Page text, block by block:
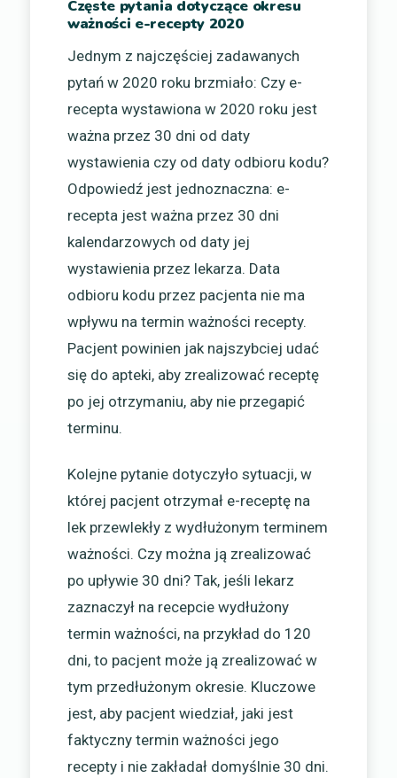
Częste pytania dotyczące okresu
ważności e-recepty 2020
Jednym z najczęściej zadawanych
pytań w 2020 roku brzmiało: Czy e-
recepta wystawiona w 2020 roku jest
ważna przez 30 dni od daty
wystawienia czy od daty odbioru kodu?
Odpowiedź jest jednoznaczna: e-
recepta jest ważna przez 30 dni
kalendarzowych od daty jej
wystawienia przez lekarza. Data
odbioru kodu przez pacjenta nie ma
wpływu na termin ważności recepty.
Pacjent powinien jak najszybciej udać
się do apteki, aby zrealizować receptę
po jej otrzymaniu, aby nie przegapić
terminu.
Kolejne pytanie dotyczyło sytuacji, w
której pacjent otrzymał e-receptę na
lek przewlekły z wydłużonym terminem
ważności. Czy można ją zrealizować
po upływie 30 dni? Tak, jeśli lekarz
zaznaczył na recepcie wydłużony
termin ważności, na przykład do 120
dni, to pacjent może ją zrealizować w
tym przedłużonym okresie. Kluczowe
jest, aby pacjent wiedział, jaki jest
faktyczny termin ważności jego
recepty i nie zakładał domyślnie 30 dni.